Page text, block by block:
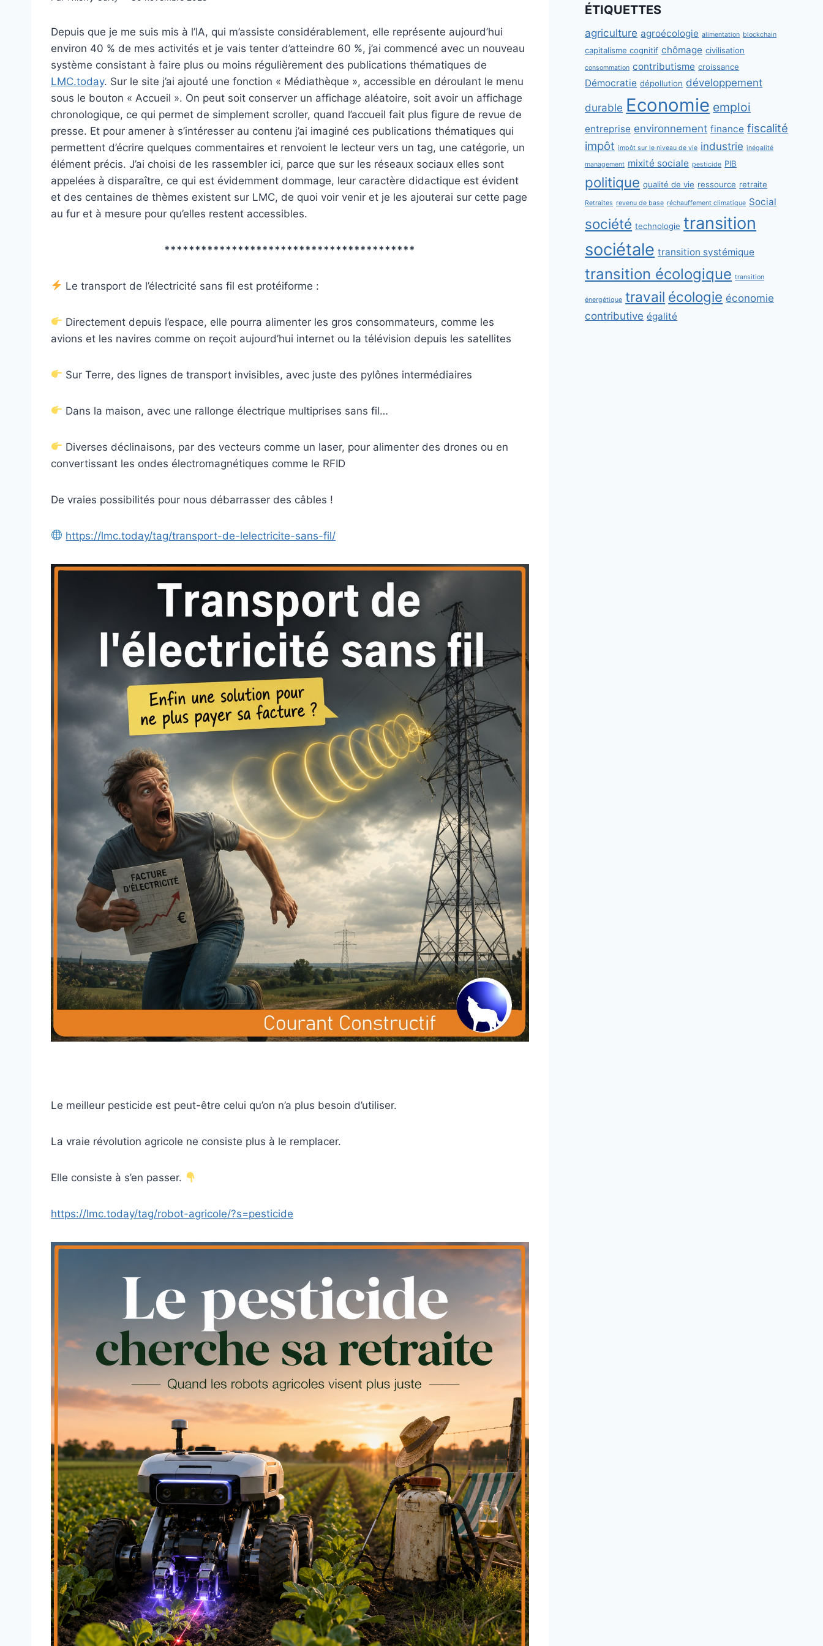
Depuis que je me suis mis à l’IA, qui m’assiste considérablement, elle représente aujourd’hui
environ 40 % de mes activités et je vais tenter d’atteindre 60 %, j’ai commencé avec un nouveau
système consistant à faire plus ou moins régulièrement des publications thématiques de
LMC.today. Sur le site j’ai ajouté une fonction « Médiathèque », accessible en déroulant le menu
sous le bouton « Accueil ». On peut soit conserver un affichage aléatoire, soit avoir un affichage
chronologique, ce qui permet de simplement scroller, quand l’accueil fait plus figure de revue de
presse. Et pour amener à s’intéresser au contenu j’ai imaginé ces publications thématiques qui
permettent d’écrire quelques commentaires et renvoient le lecteur vers un tag, une catégorie, un
élément précis. J’ai choisi de les rassembler ici, parce que sur les réseaux sociaux elles sont
appelées à disparaître, ce qui est évidemment dommage, leur caractère didactique est évident
et des centaines de thèmes existent sur LMC, de quoi voir venir et je les ajouterai sur cette page
au fur et à mesure pour qu’elles restent accessibles.
*****************************************
Le transport de l’électricité sans fil est protéiforme :
Directement depuis l’espace, elle pourra alimenter les gros consommateurs, comme les
avions et les navires comme on reçoit aujourd’hui internet ou la télévision depuis les satellites
Sur Terre, des lignes de transport invisibles, avec juste des pylônes intermédiaires
Dans la maison, avec une rallonge électrique multiprises sans fil…
Diverses déclinaisons, par des vecteurs comme un laser, pour alimenter des drones ou en
convertissant les ondes électromagnétiques comme le RFID
De vraies possibilités pour nous débarrasser des câbles !
https://lmc.today/tag/transport-de-lelectricite-sans-fil/
Le meilleur pesticide est peut-être celui qu’on n’a plus besoin d’utiliser.
La vraie révolution agricole ne consiste plus à le remplacer.
Elle consiste à s’en passer.
https://lmc.today/tag/robot-agricole/?s=pesticide
ÉTIQUETTES
agriculture agroécologie alimentation blockchain
capitalisme cognitif chômage civilisation
consommation contributisme croissance
Démocratie dépollution développement
durable Economie emploi
entreprise environnement finance fiscalité
impôt impôt sur le niveau de vie industrie inégalité
management mixité sociale pesticide PIB
politique qualité de vie ressource retraite
Retraites revenu de base réchauffement climatique Social
société technologie transition
sociétale transition systémique
transition écologique transition
énergétique travail écologie économie
contributive égalité